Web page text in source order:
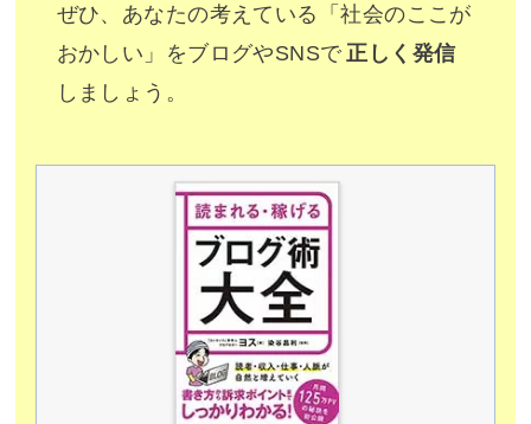
ぜひ、あなたの考えている「社会のここが
おかしい」をブログやSNSで 正しく発信
しましょう。